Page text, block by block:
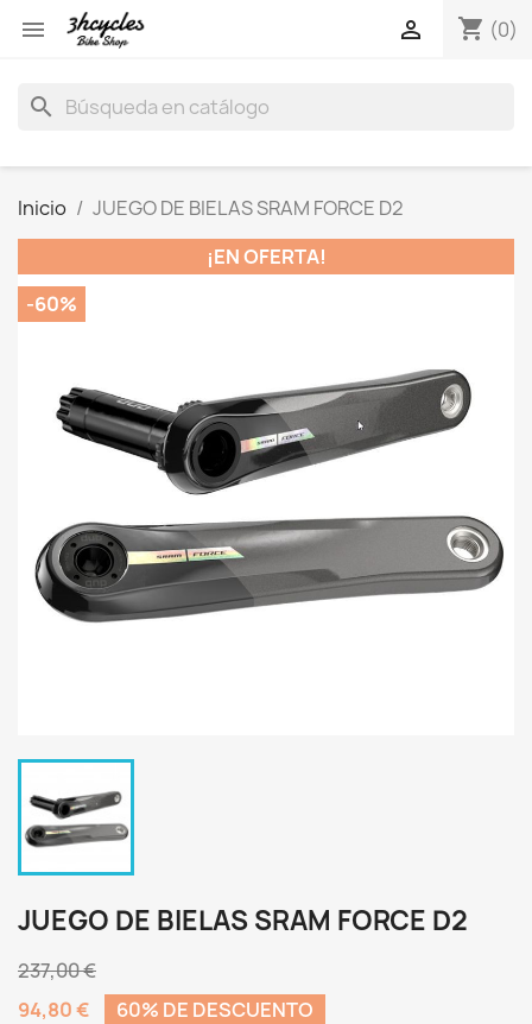
 shopping_cart (0)

search
Inicio
JUEGO DE BIELAS SRAM FORCE D2
¡EN OFERTA!
-60%
JUEGO DE BIELAS SRAM FORCE D2
237,00 €
94,80 €
60% DE DESCUENTO